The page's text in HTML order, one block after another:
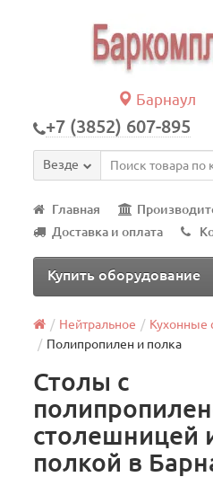
Барнаул
+7 (3852) 607-895
Везде
Главная
Доставка и оплата
Купить оборудование
Нейтральное
Кухонные
Полипропилен и полка
Столы с
столешницей
полкой в